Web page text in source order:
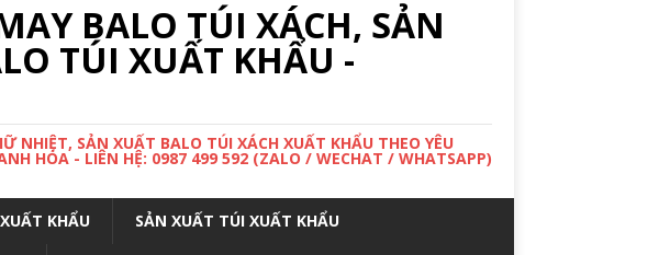
BALO TÚI XÁCH, SẢN
TÚI XUẤT KHẨU -
NHIỆT, SẢN XUẤT BALO TÚI XÁCH XUẤT KHẨU THEO YÊU
HÓA - LIÊN HỆ: 0987 499 592 (ZALO / WECHAT / WHATSAPP)
KHẨU SẢN XUẤT TÚI XUẤT KHẨU